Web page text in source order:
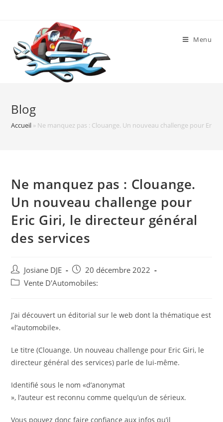
Menu
Blog
Accueil » Ne manquez pas : Clouange. Un nouveau challenge pour Eric
Ne manquez pas : Clouange.
Un nouveau challenge pour
Eric Giri, le directeur général
des services
Auteur/autrice
de
Josiane DJE
Post
published:
20 décembre 2022
PostVente D'Automobiles:
J’ai découvert un éditorial sur le web dont la thématique est
«l’automobile».
Le titre (Clouange. Un nouveau challenge pour Eric Giri, le
directeur général des services) parle de lui-même.
Identifié sous le nom «d’anonymat
», l’auteur est reconnu comme quelqu’un de sérieux.
Vous pouvez donc faire confiance aux infos qu’il